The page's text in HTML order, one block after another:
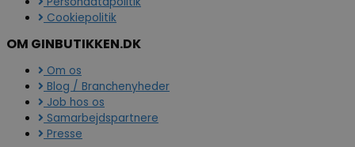
Cookiepolitik
OM GINBUTIKKEN.DK
Om os
Blog / Branchenyheder
Job hos os
Samarbejdspartnere
Presse